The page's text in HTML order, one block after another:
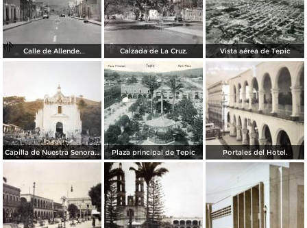
Calle de Allende. Calzada de La Cruz. Vista aérea de Tepic
Capilla de Nuestra Senora de Guadalupe en Barranca el Pichon. Plaza principal de Tepic Portales del Hotel.